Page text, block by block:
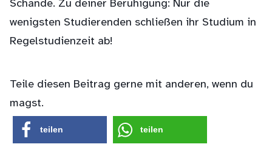
Schande. Zu deiner Beruhigung: Nur die
wenigsten Studierenden schließen ihr Studium in
Regelstudienzeit ab!
Teile diesen Beitrag gerne mit anderen, wenn du
magst.
teilen teilen